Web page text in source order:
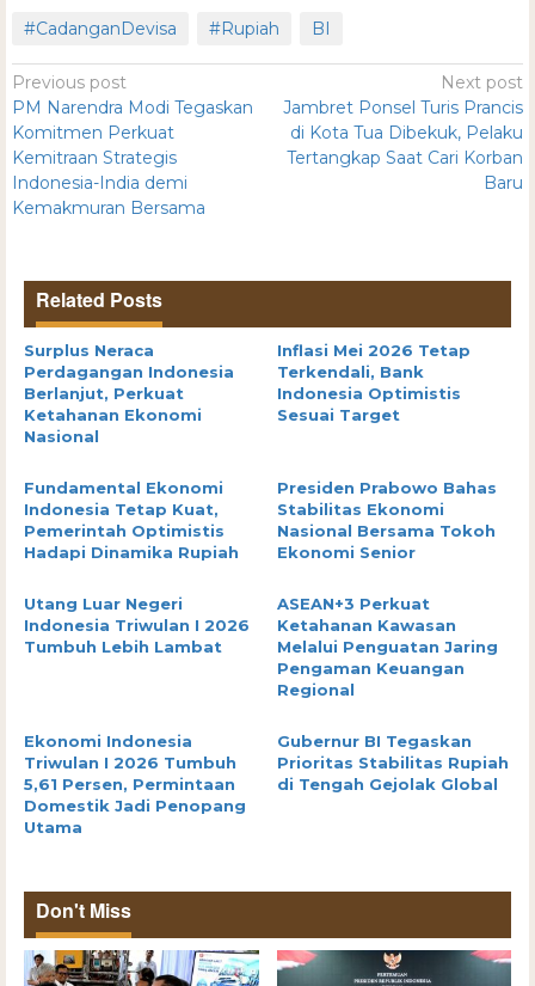
#CadanganDevisa #Rupiah BI
Previous post
PM Narendra Modi Tegaskan
Komitmen Perkuat
Kemitraan Strategis
Indonesia-India demi
Kemakmuran Bersama
Next post
Jambret Ponsel Turis Prancis
di Kota Tua Dibekuk, Pelaku
Tertangkap Saat Cari Korban
Baru
Related Posts
Surplus Neraca
Perdagangan Indonesia
Berlanjut, Perkuat
Ketahanan Ekonomi
Nasional
Inflasi Mei 2026 Tetap
Terkendali, Bank
Indonesia Optimistis
Sesuai Target
Fundamental Ekonomi
Indonesia Tetap Kuat,
Pemerintah Optimistis
Hadapi Dinamika Rupiah
Presiden Prabowo Bahas
Stabilitas Ekonomi
Nasional Bersama Tokoh
Ekonomi Senior
Utang Luar Negeri
Indonesia Triwulan I 2026
Tumbuh Lebih Lambat
ASEAN+3 Perkuat
Ketahanan Kawasan
Melalui Penguatan Jaring
Pengaman Keuangan
Regional
Ekonomi Indonesia
Triwulan I 2026 Tumbuh
5,61 Persen, Permintaan
Domestik Jadi Penopang
Utama
Gubernur BI Tegaskan
Prioritas Stabilitas Rupiah
di Tengah Gejolak Global
Don't Miss